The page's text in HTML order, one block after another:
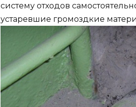
систему отходов
устаревшие громоздкие